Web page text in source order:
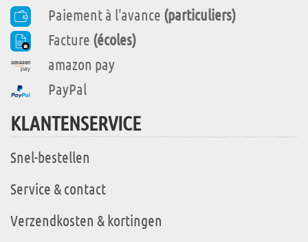
Paiement à l'avance (particuliers)
Facture (écoles)
amazon pay
PayPal
KLANTENSERVICE
Snel-bestellen
Service & contact
Verzendkosten & kortingen